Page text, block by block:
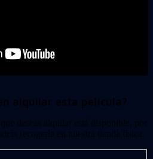
alquilar esta película?
deseas alquilar está disponible, por
recogerla en nuestra tienda física.